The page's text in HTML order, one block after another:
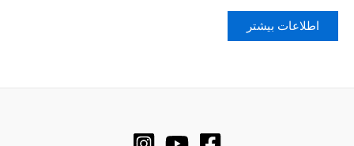
اطلاعات بیشتر